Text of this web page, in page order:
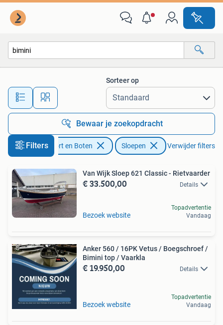
Alle afstanden…
Sorteer op
Bewaar je zoekopdracht
Filters
Watersport en Boten Sloepen Verwijder filters
Van Wijk Sloep 621 Classic - Rietvaarder
€ 33.500,00 Details
Bezoek website
Topadvertentie
Vandaag
Anker 560 / 16PK Vetus / Boegschroef /
Bimini top / Vaarkla
€ 19.950,00 Details
Bezoek website
Topadvertentie
Vandaag